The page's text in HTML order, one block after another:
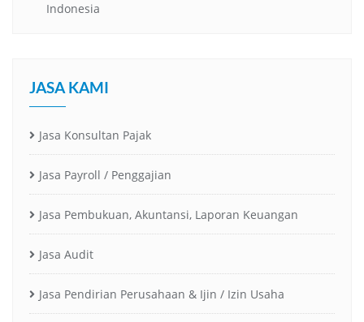
Indonesia
JASA KAMI
Jasa Konsultan Pajak
Jasa Payroll / Penggajian
Jasa Pembukuan, Akuntansi, Laporan Keuangan
Jasa Audit
Jasa Pendirian Perusahaan & Ijin / Izin Usaha